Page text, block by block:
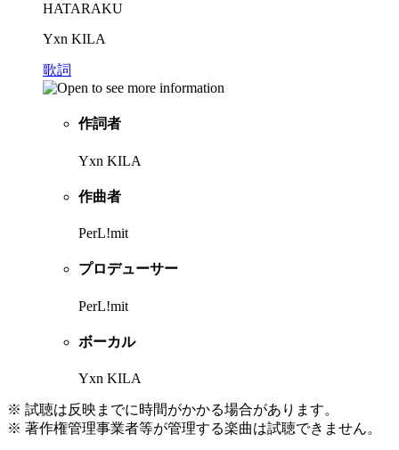
HATARAKU
Yxn KILA
歌詞
作詞者
Yxn KILA
作曲者
PerL!mit
プロデューサー
PerL!mit
ボーカル
Yxn KILA
※ 試聴は反映までに時間がかかる場合があります。
※ 著作権管理事業者等が管理する楽曲は試聴できません。